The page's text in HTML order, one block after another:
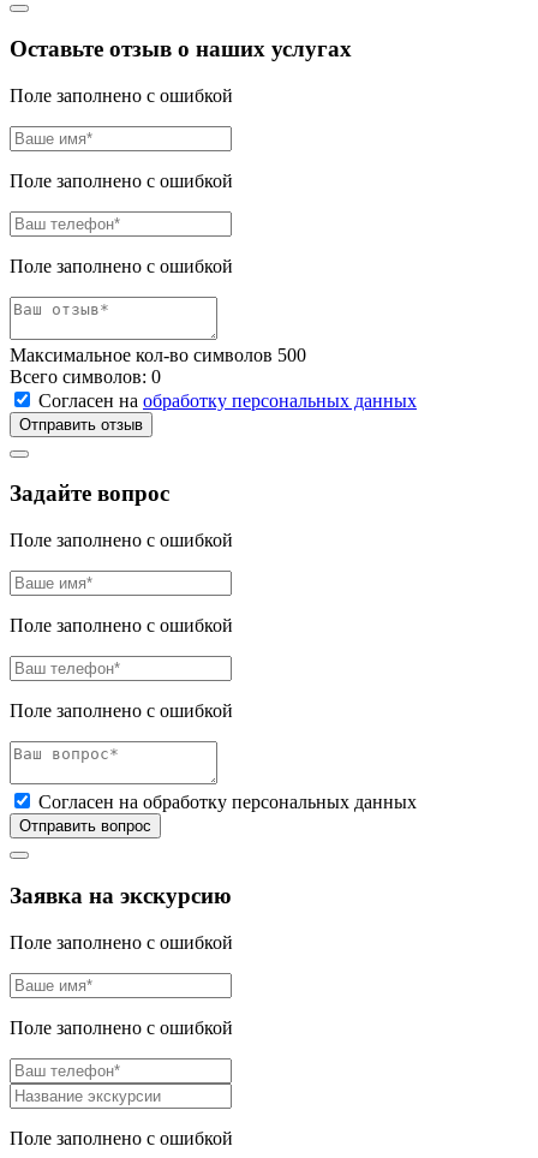
Оставьте отзыв о наших услугах
Поле заполнено с ошибкой
Поле заполнено с ошибкой
Поле заполнено с ошибкой
Максимальное кол-во символов 500
Всего символов: 0
Согласен на обработку персональных данных
Отправить отзыв
Задайте вопрос
Поле заполнено с ошибкой
Поле заполнено с ошибкой
Поле заполнено с ошибкой
Согласен на обработку персональных данных
Отправить вопрос
Заявка на экскурсию
Поле заполнено с ошибкой
Поле заполнено с ошибкой
Поле заполнено с ошибкой